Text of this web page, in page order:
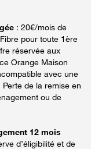
: 20€/mois de
pour toute 1ère
réservée aux
Orange Maison
avec une
de la remise en
ou de
12 mois
d’éligibilité et de